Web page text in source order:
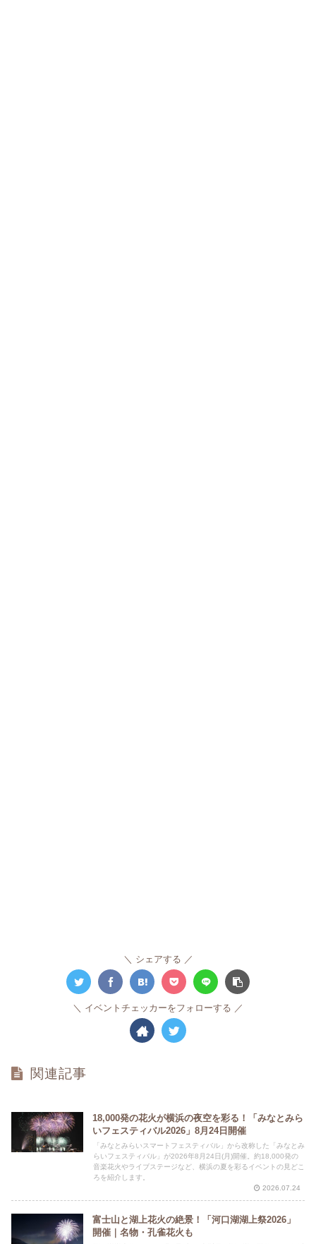
シェアする
イベントチェッカーをフォローする
関連記事
18,000発の花火が横浜の夜空を彩る！「みなとみら
いフェスティバル2026」8月24日開催
「みなとみらいスマートフェスティバル」から改称した「みなとみ
らいフェスティバル」が2026年8月24日(月)開催。約18,000発の
音楽花火やライブステージなど、横浜の夏を彩るイベントの見どこ
ろを紹介します。
2026.07.24
富士山と湖上花火の絶景！「河口湖湖上祭2026」
開催｜名物・孔雀花火も